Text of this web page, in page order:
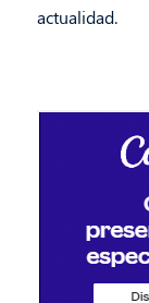
actualidad.